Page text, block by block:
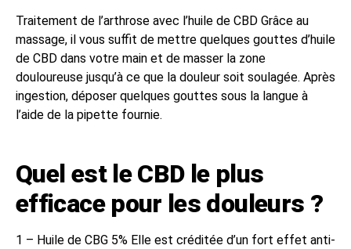
Traitement de l’arthrose avec l’huile de CBD Grâce au
massage, il vous suffit de mettre quelques gouttes d’huile
de CBD dans votre main et de masser la zone
douloureuse jusqu’à ce que la douleur soit soulagée. Après
ingestion, déposer quelques gouttes sous la langue à
l’aide de la pipette fournie.
Quel est le CBD le plus
efficace pour les douleurs ?
1 – Huile de CBG 5% Elle est créditée d’un fort effet anti-